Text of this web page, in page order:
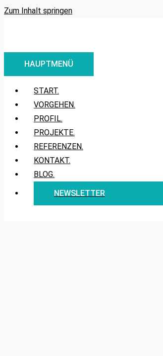
Zum Inhalt springen
HAUPTMENÜ
START.
VORGEHEN.
PROFIL.
PROJEKTE.
REFERENZEN.
KONTAKT.
BLOG.
NEWSLETTER